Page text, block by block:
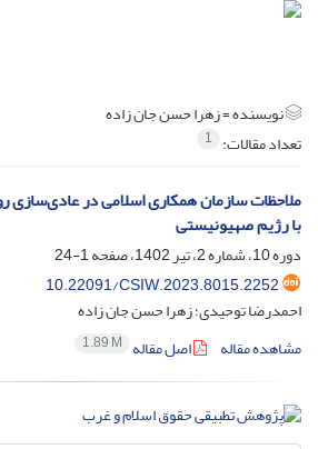
نویسنده =زهرا حسن جان زاده
تعداد مقالات: 1
ملاحظات سازمان همکاری اسلامی در عادی‌‌سازی
با رژیم صهیونیستی
دوره 10، شماره 2، تیر 1402، صفحه
1-24
10.22091/CSIW.2023.8015.2252
احمدرضا توحیدی؛ زهرا حسن جان زاده
مشاهده مقاله
اصل مقاله 1.89 M